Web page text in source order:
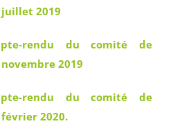
2019
rendu du comité de
2019
rendu du comité de
2020.